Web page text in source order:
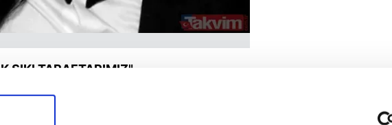
SIKI TARAFTARIMIZ"
Turan ve eşi Aslıhan Doğan da katıldı.
Turan,